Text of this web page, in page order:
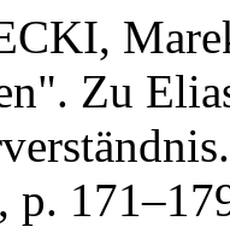
Zu
p.